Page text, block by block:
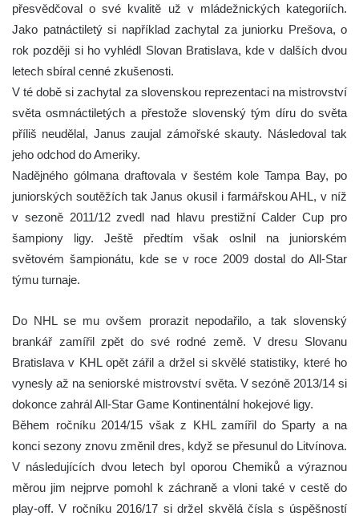
přesvědčoval o své kvalitě už v mládežnických kategoriích.
Jako patnáctiletý si například zachytal za juniorku Prešova, o
rok později si ho vyhlédl Slovan Bratislava, kde v dalších dvou
letech sbíral cenné zkušenosti.
V té době si zachytal za slovenskou reprezentaci na mistrovství
světa osmnáctiletých a přestože slovenský tým díru do světa
příliš neudělal, Janus zaujal zámořské skauty. Následoval tak
jeho odchod do Ameriky.
Nadějného gólmana draftovala v šestém kole Tampa Bay, po
juniorských soutěžích tak Janus okusil i farmářskou AHL, v níž
v sezoně 2011/12 zvedl nad hlavu prestižní Calder Cup pro
šampiony ligy. Ještě předtím však oslnil na juniorském
světovém šampionátu, kde se v roce 2009 dostal do All-Star
týmu turnaje.
Do NHL se mu ovšem prorazit nepodařilo, a tak slovenský
brankář zamířil zpět do své rodné země. V dresu Slovanu
Bratislava v KHL opět zářil a držel si skvělé statistiky, které ho
vynesly až na seniorské mistrovství světa. V sezóně 2013/14 si
dokonce zahrál All-Star Game Kontinentální hokejové ligy.
Během ročníku 2014/15 však z KHL zamířil do Sparty a na
konci sezony znovu změnil dres, když se přesunul do Litvínova.
V následujících dvou letech byl oporou Chemiků a výraznou
měrou jim nejprve pomohl k záchraně a vloni také v cestě do
play-off. V ročníku 2016/17 si držel skvělá čísla s úspěšností